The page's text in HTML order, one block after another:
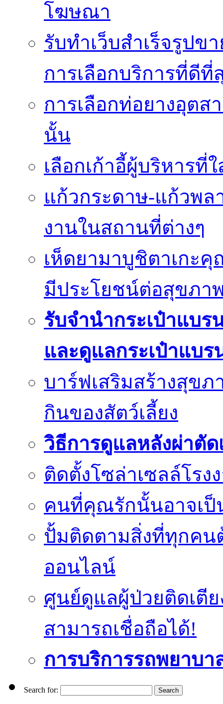
โฆษณา
รับทำเว็บสำเร็จรูป
การเลือกบริการที่ดีที่
การเลือกท่อยางอุต
นั้น
เลือกเก้าอี้ผู้บริหารที่
แก้วกระดาษ-แก้วพล
งานในสถานที่ต่างๆ
เห็ดยามาบูชิตาเกะ
มีประโยชน์ต่อสุขภา
รับจำนำกระเป๋าแบ
และดูแลกระเป๋าแบ
บาร์ฟเสริมสร้างสุข
กินของสัตว์เลี้ยง
วิธีการดูแลหลังผ่าตั
ติดตั้งโซล่าเซลล์โร
คนที่คุณรักนั้นอาจเป็
ปั้มติดตามสิ่งที่ทุกคน
ออนไลน์
ศูนย์ดูแลผู้ป่วยติดเ
สามารถเชื่อถือได้!
การบริการรถพยาบ
Search for: